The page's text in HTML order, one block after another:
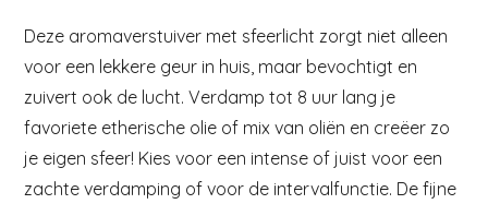
Deze aromaverstuiver met sfeerlicht zorgt niet alleen
voor een lekkere geur in huis, maar bevochtigt en
zuivert ook de lucht. Verdamp tot 8 uur lang je
favoriete etherische olie of mix van oliën en creëer zo
je eigen sfeer! Kies voor een intense of juist voor een
zachte verdamping of voor de intervalfunctie. De fijne